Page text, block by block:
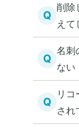
Q
削除
えて
Q
名刺
ない
Q
リ
され